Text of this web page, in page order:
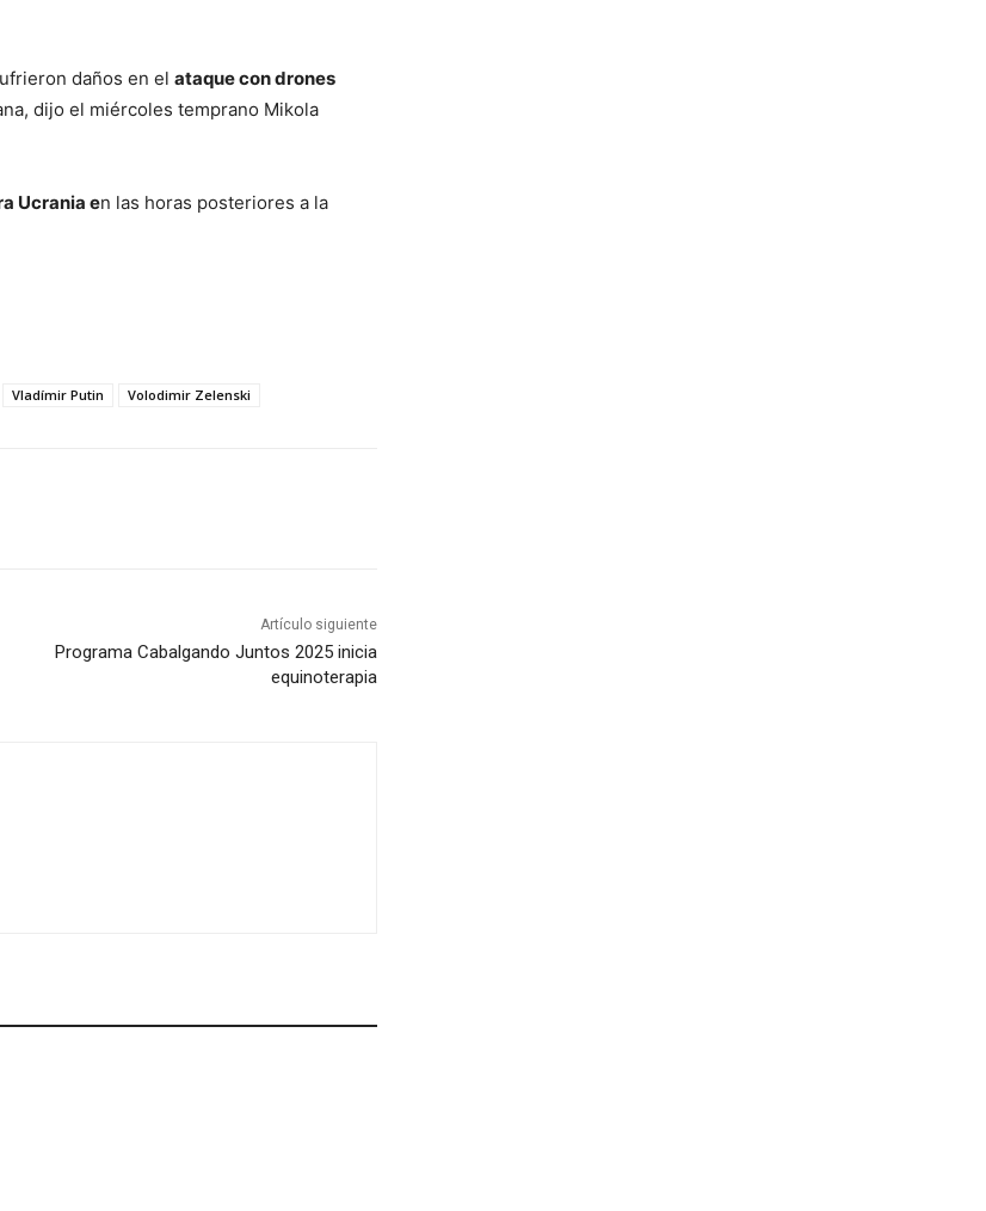
daños en el ataque con drones
dijo el miércoles temprano Mikola
Ucrania en las horas posteriores a la
Vladímir Putin Volodimir Zelenski
Artículo siguiente
Programa Cabalgando Juntos 2025 inicia
equinoterapia